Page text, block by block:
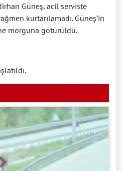
Güneş, acil serviste
kurtarılamadı. Güneş’in
morguna götürüldü.